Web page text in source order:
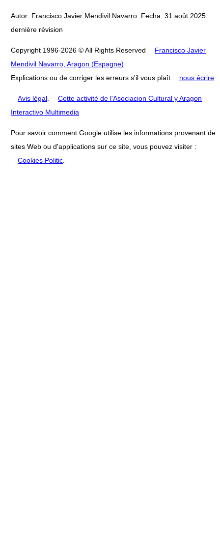
Autor: Francisco Javier Mendivil Navarro. Fecha: 31 août 2025
dernière révision
Copyright 1996-2026 © All Rights Reserved
Francisco Javier
Mendivil Navarro, Aragon (Espagne)
Explications ou de corriger les erreurs s'il vous plaît
nous écrire
Avis légal.
Cette activité de l'Asociacion Cultural y Aragon
Interactivo Multimedia
Pour savoir comment Google utilise les informations provenant de
sites Web ou d'applications sur ce site, vous pouvez visiter :
Cookies Politic.